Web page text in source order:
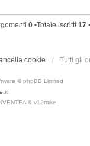
0 •Totale iscritti 17
cookie Tutti gli
© phpBB Limited
& v12mike